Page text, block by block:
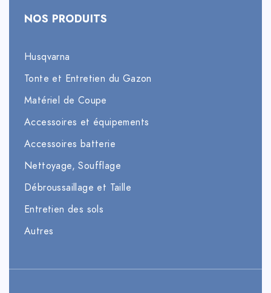
NOS PRODUITS
Husqvarna
Tonte et Entretien du Gazon
Matériel de Coupe
Accessoires et équipements
Accessoires batterie
Nettoyage, Soufflage
Débroussaillage et Taille
Entretien des sols
Autres